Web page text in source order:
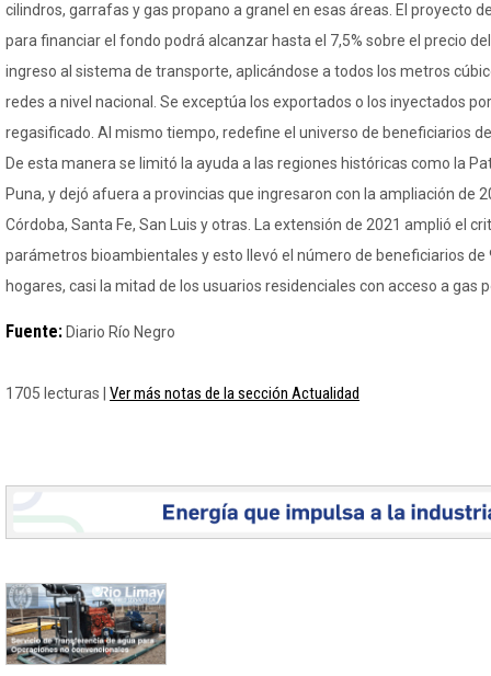
cilindros, garrafas y gas propano a granel en esas áreas. El proyecto
para financiar el fondo podrá alcanzar hasta el 7,5% sobre el precio
ingreso al sistema de transporte, aplicándose a todos los metros
redes a nivel nacional. Se exceptúa los exportados o los inyectados
regasificado. Al mismo tiempo, redefine el universo de beneficiarios
De esta manera se limitó la ayuda a las regiones históricas como la
Puna, y dejó afuera a provincias que ingresaron con la ampliación de
Córdoba, Santa Fe, San Luis y otras. La extensión de 2021 amplió el
parámetros bioambientales y esto llevó el número de beneficiarios de
hogares, casi la mitad de los usuarios residenciales con acceso a gas
Fuente: Diario Río Negro
1705 lecturas | Ver más notas de la sección Actualidad